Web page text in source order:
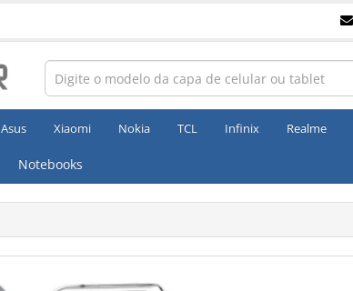
Asus Xiaomi Nokia TCL Infinix Realme
Notebooks